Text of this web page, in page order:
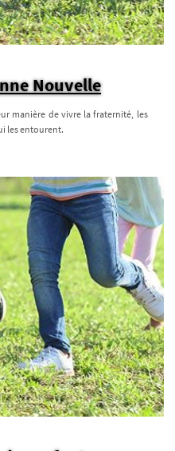
Nouvelle
manière de vivre la fraternité, les
les entourent.